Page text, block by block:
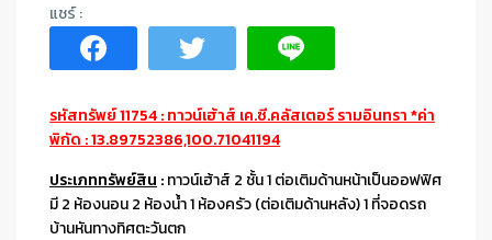
รหัสทรัพย์ 11754 : ทาวน์เฮ้าส์ เค.ซี.คลัสเตอร์ รามอินทรา *ค่า
พิกัด : 13.89752386,100.71041194
ประเภททรัพย์สิน :ทาวน์เฮ้าส์ 2 ชั้น 1 ต่อเติมด้านหน้าเป็นออฟฟิศ
มี 2 ห้องนอน 2 ห้องน้ำ 1 ห้องครัว (ต่อเติมด้านหลัง) 1 ที่จอดรถ
บ้านหันทางทิศตะวันตก